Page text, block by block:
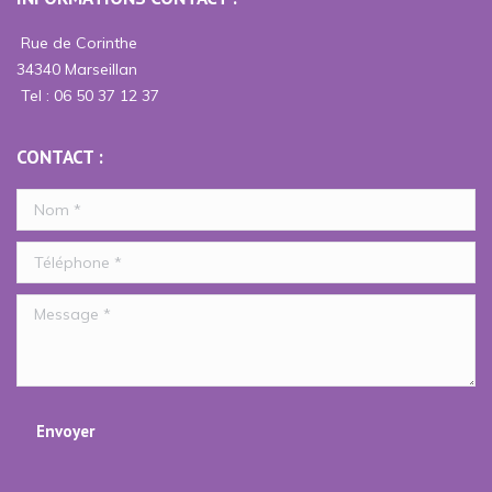
dans
une
dans
une
Rue de Corinthe
34340 Marseillan
Tel : 06 50 37 12 37
CONTACT :
Nom *
Téléphone *
Message *
Envoyer